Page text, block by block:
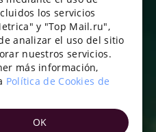
de datos
en el ámbito de las TI: prestación
de ofertas (anuncios) de
Acceder a la
de programas rusos para
PORTUGUESE
SPANISH
HUNGARIAN
ITALIAN
los servicios
y "Top Mail.ru",
analizar el uso del sitio
nuestros servicios.
más información,
Política de Cookies de
OK